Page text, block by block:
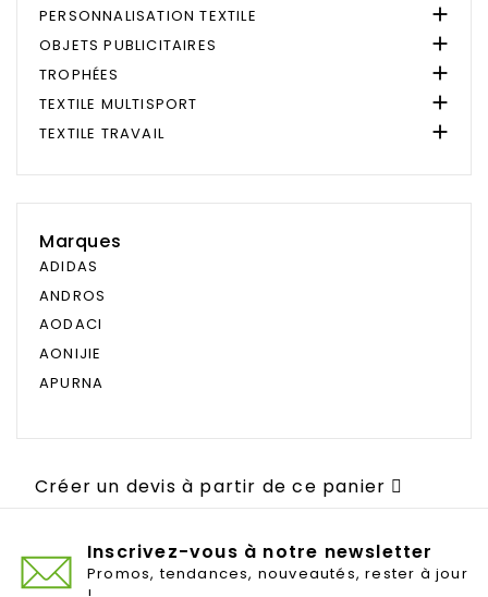
PERSONNALISATION TEXTILE 
OBJETS PUBLICITAIRES 
TROPHÉES 
TEXTILE MULTISPORT 
TEXTILE TRAVAIL 
Marques
ADIDAS
ANDROS
AODACI
AONIJIE
APURNA
Créer un devis à partir de ce panier
Inscrivez-vous à notre newsletter
Promos, tendances, nouveautés, rester à jour